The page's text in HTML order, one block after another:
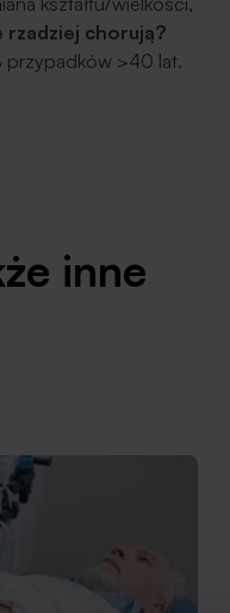
rzadziej chorują?
przypadków >40 lat.
inne